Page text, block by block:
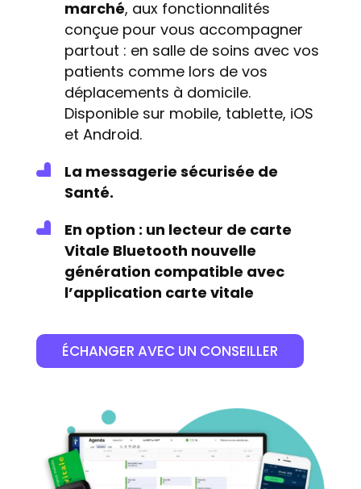
marché, aux fonctionnalités
conçue pour vous accompagner
partout : en salle de soins avec vos
patients comme lors de vos
déplacements à domicile.
Disponible sur mobile, tablette, iOS
et Android.
La messagerie sécurisée de
Santé.
En option : un lecteur de carte
Vitale Bluetooth nouvelle
génération compatible avec
l’application carte vitale
ÉCHANGER AVEC UN CONSEILLER